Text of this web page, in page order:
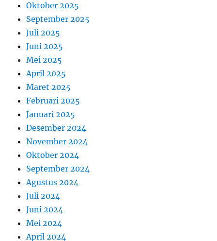
Oktober 2025
September 2025
Juli 2025
Juni 2025
Mei 2025
April 2025
Maret 2025
Februari 2025
Januari 2025
Desember 2024
November 2024
Oktober 2024
September 2024
Agustus 2024
Juli 2024
Juni 2024
Mei 2024
April 2024